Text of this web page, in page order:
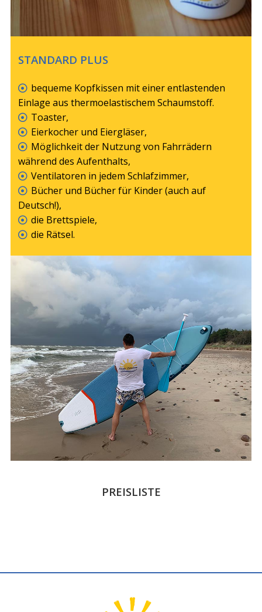
STANDARD PLUS
bequeme Kopfkissen mit einer entlastenden
Einlage aus thermoelastischem Schaumstoff.
Toaster,
Eierkocher und Eiergläser,
Möglichkeit der Nutzung von Fahrrädern
während des Aufenthalts,
Ventilatoren in jedem Schlafzimmer,
Bücher und Bücher für Kinder (auch auf
Deutsch!),
die Brettspiele,
die Rätsel.
PREISLISTE